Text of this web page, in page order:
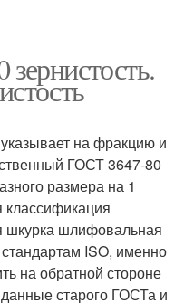
на фракцию и
ГОСТ 3647-80
размера на 1
классификация
шкурка шлифовальная
ISO, именно
на обратной стороне
старого ГОСТа и